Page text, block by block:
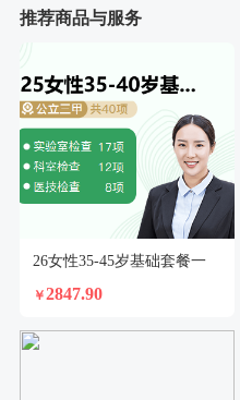
推荐商品与服务
26女性35-45岁基础套餐一
￥2847.90